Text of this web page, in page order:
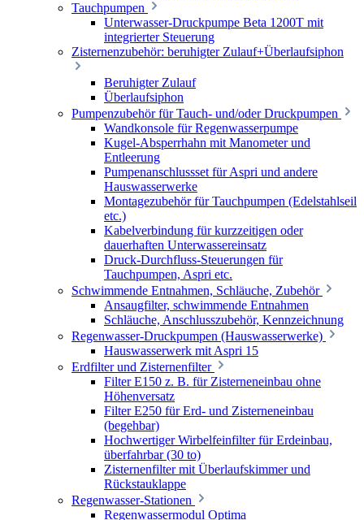
Tauchpumpen
Unterwasser-Druckpumpe Beta 1200T mit
integrierter Steuerung
Zisternenzubehör: beruhigter Zulauf+Überlaufsiphon
Beruhigter Zulauf
Überlaufsiphon
Pumpenzubehör für Tauch- und/oder Druckpumpen
Wandkonsole für Regenwasserpumpe
Kugel-Absperrhahn mit Manometer und
Entleerung
Pumpenanschlussset für Aspri und andere
Hauswasserwerke
Montagezubehör für Tauchpumpen (Edelstahlseil
etc.)
Kabelverbindung für kurzzeitigen oder
dauerhaften Unterwassereinsatz
Druck-Durchfluss-Steuerungen für
Tauchpumpen, Aspri etc.
Schwimmende Entnahmen, Schläuche, Zubehör
Ansaugfilter, schwimmende Entnahmen
Schläuche, Anschlusszubehör, Kennzeichnung
Regenwasser-Druckpumpen (Hauswasserwerke)
Hauswasserwerk mit Aspri 15
Erdfilter und Zisternenfilter
Filter E150 z. B. für Zisterneneinbau ohne
Höhenversatz
Filter E250 für Erd- und Zisterneneinbau
(begehbar)
Hochwertiger Wirbelfeinfilter für Erdeinbau,
überfahrbar (30 to)
Zisternenfilter mit Überlaufskimmer und
Rückstauklappe
Regenwasser-Stationen
Regenwassermodul Optima